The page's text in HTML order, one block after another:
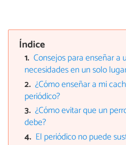
Índice
Consejos para enseñar a
necesidades en un solo
¿Cómo enseñar a mi
periódico?
¿Cómo evitar que un
debe?
El periódico no puede